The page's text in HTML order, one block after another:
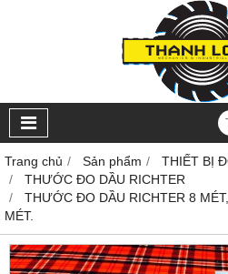
Trang chủ Sản phẩm
THIẾT BỊ
THƯỚC ĐO DẦU RICHTER
THƯỚC ĐO DẦU RICHTER 8
MÉT.